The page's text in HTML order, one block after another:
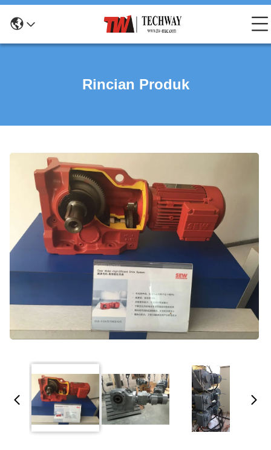
Rincian Produk